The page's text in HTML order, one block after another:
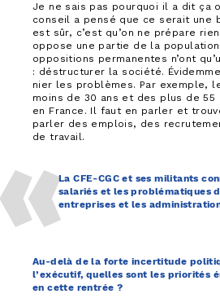
Je ne sais pas pourquoi il a dit ça
conseil a pensé que ce serait une
est sûr, c’est qu’on ne prépare
oppose une partie de la population
oppositions permanentes n’ont
: déstructurer la société.
nier les problèmes. Par exemple,
moins de 30 ans et des plus de
en France. Il faut en parler et
parler des emplois, des
de travail.
La CFE-CGC et ses militants
salariés et les problématiques
entreprises et les
Au-delà de la forte incertitude
l’exécutif, quelles sont les priorités
en cette rentrée ?